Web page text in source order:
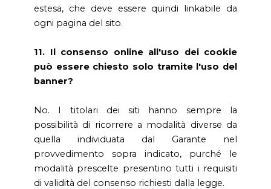
estesa, che deve essere quindi linkabile da
ogni pagina del sito.
11. Il consenso online all'uso dei cookie
può essere chiesto solo tramite l'uso del
banner?
No. I titolari dei siti hanno sempre la
possibilità di ricorrere a modalità diverse da
quella individuata dal Garante nel
provvedimento sopra indicato, purché le
modalità prescelte presentino tutti i requisiti
di validità del consenso richiesti dalla legge.